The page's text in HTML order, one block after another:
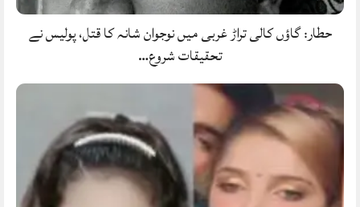
حطار: گاؤں کالی تراڑ غربی میں نوجوان شانہ کا قتل، پولیس نے
تحقیقات شروع…